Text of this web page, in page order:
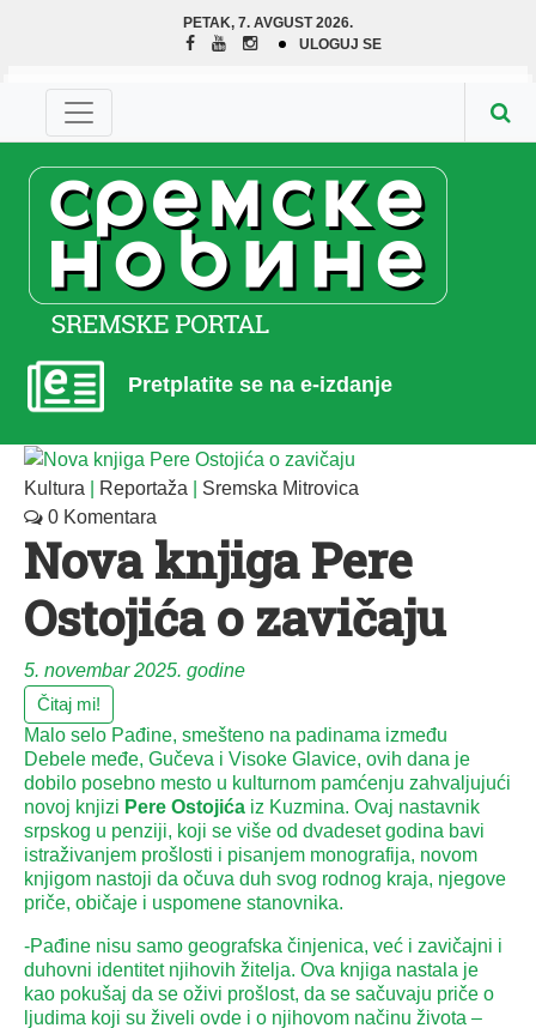
PETAK, 7. AVGUST 2026.
ULOGUJ SE
Pretplatite se na e-izdanje
Kultura Reportaža
Sremska Mitrovica
0 Komentara
Nova knjiga Pere
Ostojića o zavičaju
5. novembar 2025. godine
Čitaj mi!
Malo selo Pađine, smešteno na padinama između
Debele međe, Gučeva i Visoke Glavice, ovih dana je
dobilo posebno mesto u kulturnom pamćenju zahvaljujući
novoj knjizi Pere Ostojića iz Kuzmina. Ovaj nastavnik
srpskog u penziji, koji se više od dvadeset godina bavi
istraživanjem prošlosti i pisanjem monografija, novom
knjigom nastoji da očuva duh svog rodnog kraja, njegove
priče, običaje i uspomene stanovnika.
-Pađine nisu samo geografska činjenica, već i zavičajni i
duhovni identitet njihovih žitelja. Ova knjiga nastala je
kao pokušaj da se oživi prošlost, da se sačuvaju priče o
ljudima koji su živeli ovde i o njihovom načinu života –